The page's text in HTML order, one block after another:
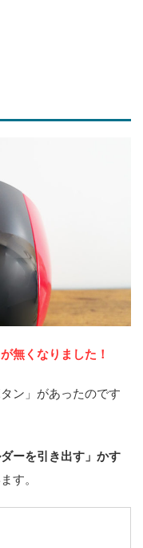
無くなりました！
ン」があったのです
ーを引き出す」かす
す。